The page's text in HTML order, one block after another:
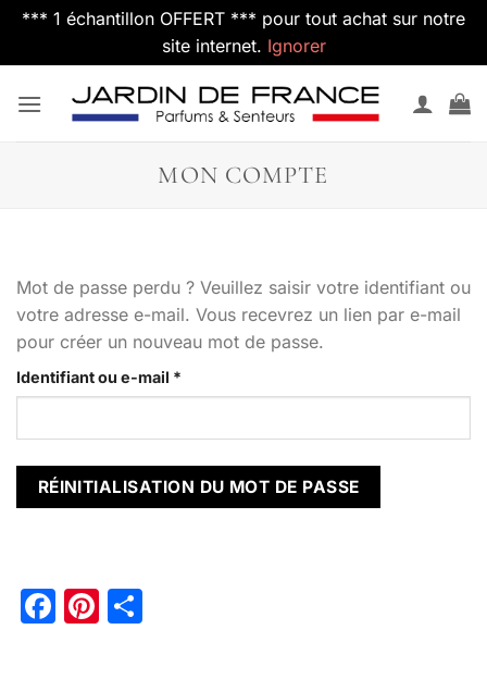
*** 1 échantillon OFFERT *** pour tout achat sur notre
site internet. Ignorer
MON COMPTE
Mot de passe perdu ? Veuillez saisir votre identifiant ou
votre adresse e-mail. Vous recevrez un lien par e-mail
pour créer un nouveau mot de passe.
Identifiant ou e-mail *
RÉINITIALISATION DU MOT DE PASSE
Facebook
Pinterest